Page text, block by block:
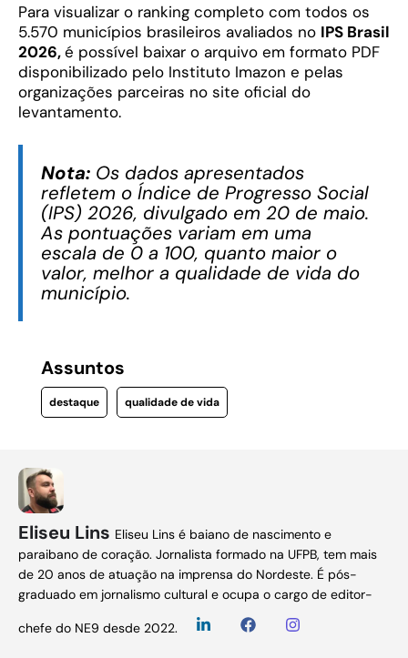
Para visualizar o ranking completo com todos os
5.570 municípios brasileiros avaliados no IPS Brasil
2026,é possível baixar o arquivo em formato PDF
disponibilizado pelo Instituto Imazon e pelas
organizações parceiras no site oficial do
levantamento.
Nota: Os dados apresentados
refletem o Índice de Progresso Social
(IPS) 2026, divulgado em 20 de maio.
As pontuações variam em uma
escala de 0 a 100, quanto maior o
valor, melhor a qualidade de vida do
município.
Assuntos
destaque qualidade de vida
Eliseu Lins Eliseu Lins é baiano de nascimento e
paraibano de coração. Jornalista formado na UFPB, tem mais
de 20 anos de atuação na imprensa do Nordeste. É pós-
graduado em jornalismo cultural e ocupa o cargo de editor-
chefe do NE9 desde 2022.